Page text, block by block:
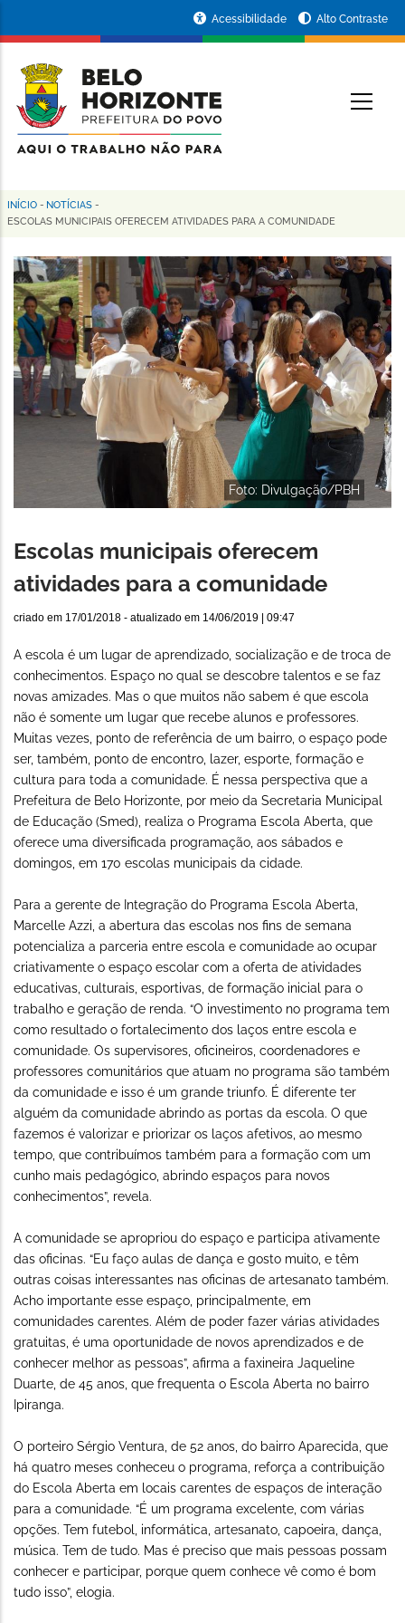
conteúdo
principal
da
Prefeitura
de
Horizonte
Acessibilidade Alto Contraste
Trilha
navegação
INÍCIO - NOTÍCIAS -
ESCOLAS MUNICIPAIS OFERECEM ATIVIDADES PARA A COMUNIDADE
Foto: Divulgação/PBH
Escolas municipais oferecem
atividades para a comunidade
criado em 17/01/2018 - atualizado em 14/06/2019 | 09:47
A escola é um lugar de aprendizado, socialização e de troca de
conhecimentos. Espaço no qual se descobre talentos e se faz
novas amizades. Mas o que muitos não sabem é que escola
não é somente um lugar que recebe alunos e professores.
Muitas vezes, ponto de referência de um bairro, o espaço pode
ser, também, ponto de encontro, lazer, esporte, formação e
cultura para toda a comunidade. É nessa perspectiva que a
Prefeitura de Belo Horizonte, por meio da Secretaria Municipal
de Educação (Smed), realiza o Programa Escola Aberta, que
oferece uma diversificada programação, aos sábados e
domingos, em 170 escolas municipais da cidade.
Para a gerente de Integração do Programa Escola Aberta,
Marcelle Azzi, a abertura das escolas nos fins de semana
potencializa a parceria entre escola e comunidade ao ocupar
criativamente o espaço escolar com a oferta de atividades
educativas, culturais, esportivas, de formação inicial para o
trabalho e geração de renda. “O investimento no programa tem
como resultado o fortalecimento dos laços entre escola e
comunidade. Os supervisores, oficineiros, coordenadores e
professores comunitários que atuam no programa são também
da comunidade e isso é um grande triunfo. É diferente ter
alguém da comunidade abrindo as portas da escola. O que
fazemos é valorizar e priorizar os laços afetivos, ao mesmo
tempo, que contribuímos também para a formação com um
cunho mais pedagógico, abrindo espaços para novos
conhecimentos”, revela.
A comunidade se apropriou do espaço e participa ativamente
das oficinas. “Eu faço aulas de dança e gosto muito, e têm
outras coisas interessantes nas oficinas de artesanato também.
Acho importante esse espaço, principalmente, em
comunidades carentes. Além de poder fazer várias atividades
gratuitas, é uma oportunidade de novos aprendizados e de
conhecer melhor as pessoas”, afirma a faxineira Jaqueline
Duarte, de 45 anos, que frequenta o Escola Aberta no bairro
Ipiranga.
O porteiro Sérgio Ventura, de 52 anos, do bairro Aparecida, que
há quatro meses conheceu o programa, reforça a contribuição
do Escola Aberta em locais carentes de espaços de interação
para a comunidade. “É um programa excelente, com várias
opções. Tem futebol, informática, artesanato, capoeira, dança,
música. Tem de tudo. Mas é preciso que mais pessoas possam
conhecer e participar, porque quem conhece vê como é bom
tudo isso”, elogia.